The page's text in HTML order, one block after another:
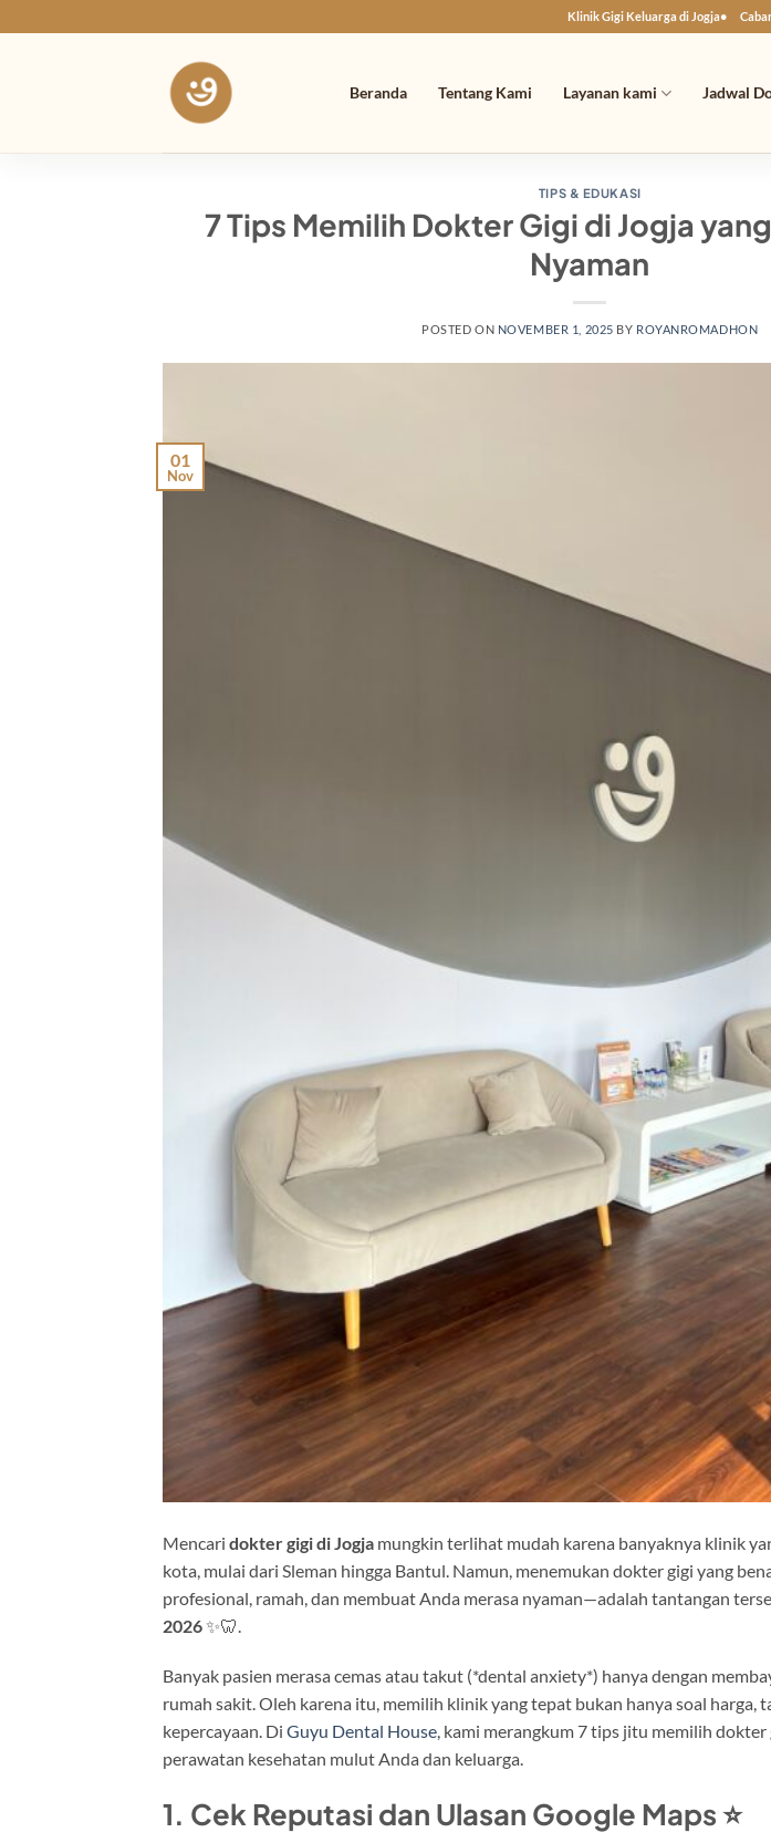
to
Klinik Gigi Keluarga di Jogja
Beranda Tentang Kami Layanan kami Jadwal
TIPS & EDUKASI
7 Tips Memilih Dokter Gigi di Jogja
Nyaman
POSTED ON NOVEMBER 1, 2025 BY ROYANROMADHON
01
Nov
Mencari dokter gigi di Jogja mungkin terlihat mudah karena banyaknya klinik
kota, mulai dari Sleman hingga Bantul. Namun, menemukan dokter gigi yang
profesional, ramah, dan membuat Anda merasa nyaman—adalah tantangan
2026✨🦷.
Banyak pasien merasa cemas atau takut (*dental anxiety*) hanya dengan
rumah sakit. Oleh karena itu, memilih klinik yang tepat bukan hanya soal harga,
kepercayaan. Di Guyu Dental House, kami merangkum 7 tips jitu memilih
perawatan kesehatan mulut Anda dan keluarga.
1. Cek Reputasi dan Ulasan Google Maps ⭐